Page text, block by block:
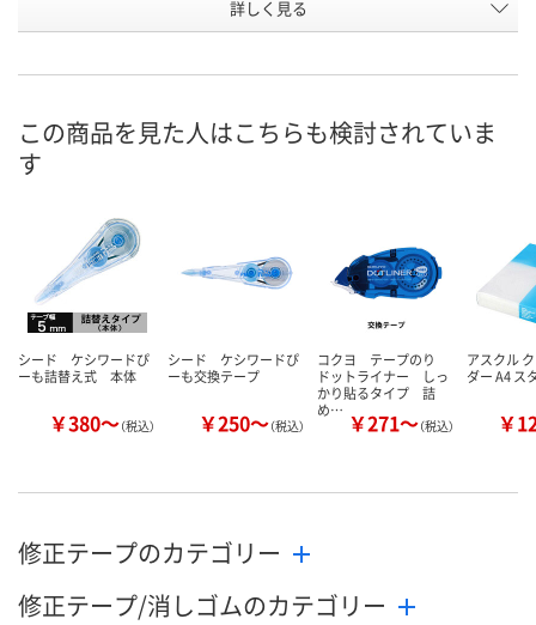
522079
8月8日（土）
詳しく見る
この商品を見た人はこちらも検討されていま
す
シード ケシワードぴ
ーも詰替え式 本体
￥380～（税込）
シード ケシワードぴ
ーも交換テープ
￥250～（税込）
コクヨ テープのり
ドットライナー しっ
かり貼るタイプ 詰
め… ￥271～（税込）
アスクル
ダー A4 ス
￥
修正テープのカテゴリー
修正テープ/消しゴムのカテゴリー